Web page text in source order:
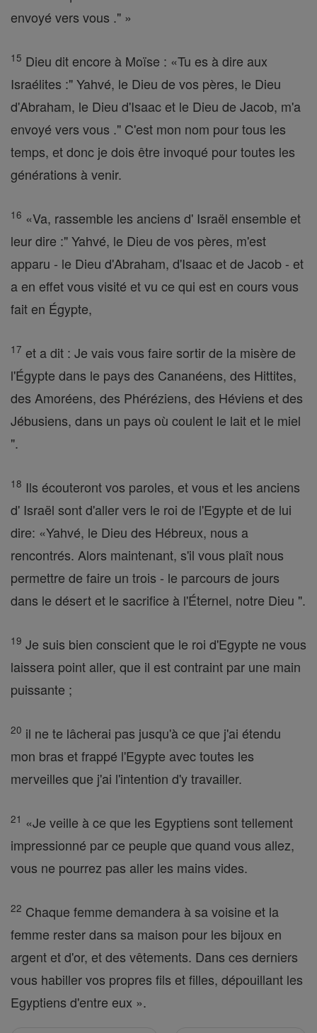
envoyé vers vous ." »
15 Dieu dit encore à Moïse : «Tu es à dire aux
Israélites :" Yahvé, le Dieu de vos pères, le Dieu
d'Abraham, le Dieu d'Isaac et le Dieu de Jacob, m'a
envoyé vers vous ." C'est mon nom pour tous les
temps, et donc je dois être invoqué pour toutes les
générations à venir.
16 «Va, rassemble les anciens d' Israël ensemble et
leur dire :" Yahvé, le Dieu de vos pères, m'est
apparu - le Dieu d'Abraham, d'Isaac et de Jacob - et
a en effet vous visité et vu ce qui est en cours vous
fait en Égypte,
17 et a dit : Je vais vous faire sortir de la misère de
l'Égypte dans le pays des Cananéens, des Hittites,
des Amoréens, des Phéréziens, des Héviens et des
Jébusiens, dans un pays où coulent le lait et le miel
".
18 Ils écouteront vos paroles, et vous et les anciens
d' Israël sont d'aller vers le roi de l'Egypte et de lui
dire: «Yahvé, le Dieu des Hébreux, nous a
rencontrés. Alors maintenant, s'il vous plaît nous
permettre de faire un trois - le parcours de jours
dans le désert et le sacrifice à l'Éternel, notre Dieu ".
19 Je suis bien conscient que le roi d'Egypte ne vous
laissera point aller, que il est contraint par une main
puissante ;
20 il ne te lâcherai pas jusqu'à ce que j'ai étendu
mon bras et frappé l'Egypte avec toutes les
merveilles que j'ai l'intention d'y travailler.
21 «Je veille à ce que les Egyptiens sont tellement
impressionné par ce peuple que quand vous allez,
vous ne pourrez pas aller les mains vides.
22 Chaque femme demandera à sa voisine et la
femme rester dans sa maison pour les bijoux en
argent et d'or, et des vêtements. Dans ces derniers
vous habiller vos propres fils et filles, dépouillant les
Egyptiens d'entre eux ».